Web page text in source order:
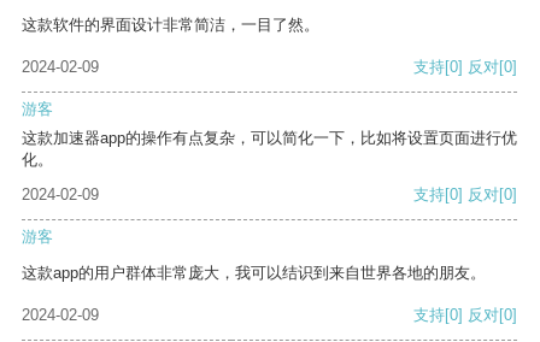
这款软件的界面设计非常简洁，一目了然。
2024-02-09 支持[0] 反对[0]
游客
这款加速器app的操作有点复杂，可以简化一下，比如将设置页面进行优
化。
2024-02-09
支持[0] 反对[0]
游客
这款app的用户群体非常庞大，我可以结识到来自世界各地的朋友。
2024-02-09 支持[0] 反对[0]